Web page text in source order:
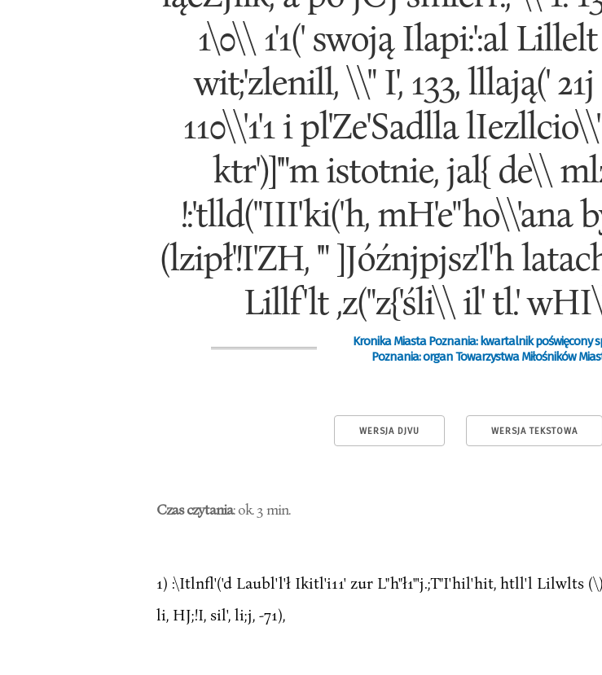
1\0\\ 1'1(' swoją Ilapi:':al
wit;'zlenill, \\" I', 133, lllają('
110\\'1'1 i pl'Ze'Sadlla
ktr')]'"m istotnie, jal{ de\\
!:'tlld("III'ki('h, mH'e"ho\\'ana
(lzipł'!I'ZH, '" ]Jóźnjpjsz'l'h
Lillf'lt ,z("z{'śli\\ il' tl.'
Kronika Miasta Poznania: kwartalnik poświęcony
Poznania: organ Towarzystwa Miłośników
WERSJA DJVU WERSJA TEKSTOWA
Czas czytania: ok. 3 min.
1) :\Itlnfl'('d Laubl'l'ł Ikitl'i11' zur L"h"ł1"'j.;T"I'hil'hit, htll'l Lilwlts
li, HJ;!I, sil', li;j, -71),